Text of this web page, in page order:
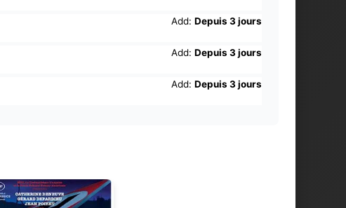
Add: Depuis 3 jours
Add: Depuis 3 jours
Add: Depuis 3 jours